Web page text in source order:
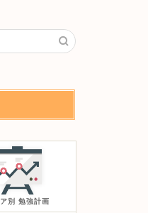
別 勉強計画